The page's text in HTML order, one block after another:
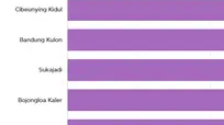
cukup tinggi. Di sisi lain, Kota
kota pendidikan terbesar di
tinggi yang setiap tahun